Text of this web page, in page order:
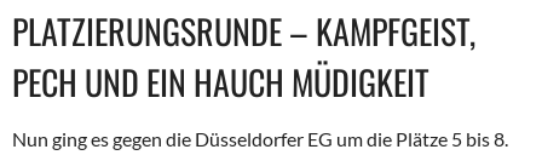
PLATZIERUNGSRUNDE – KAMPFGEIST,
PECH UND EIN HAUCH MÜDIGKEIT
Nun ging es gegen die Düsseldorfer EG um die Plätze 5 bis 8.